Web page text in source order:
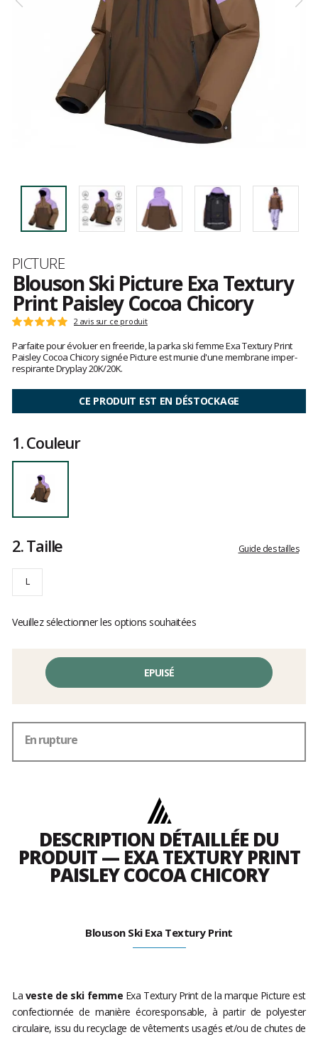
Marque
PICTURE
Blouson Ski Picture Exa Textury
Print Paisley Cocoa Chicory
Les
clients
Note
:
5
sur
2 avis sur ce produit
Parfaite pour évoluer en freeride, la parka ski femme Exa Textury Print
Paisley Cocoa Chicory signée Picture est munie d'une membrane imper-
respirante Dryplay 20K/20K.
CE PRODUIT EST EN DÉSTOCKAGE
1.Couleur
2.Taille Guide des tailles
L
Veuillez sélectionner les options souhaitées
EPUISÉ
En rupture
DESCRIPTION DÉTAILLÉE DU
PRODUIT — EXA TEXTURY PRINT
PAISLEY COCOA CHICORY
Blouson Ski Exa Textury Print
La veste de ski femme Exa Textury Print de la marque Picture est
confectionnée de manière écoresponsable, à partir de polyester
circulaire, issu du recyclage de vêtements usagés et/ou de chutes de